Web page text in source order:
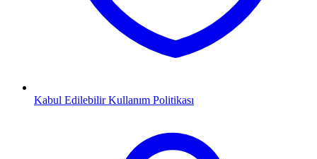
Kabul Edilebilir Kullanım Politikası